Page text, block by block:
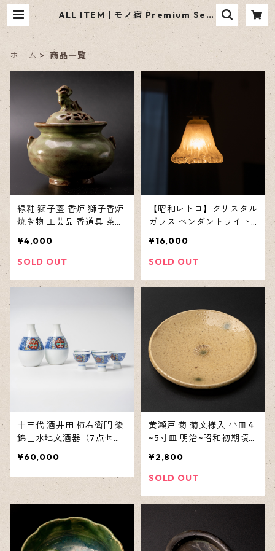
ALL ITEM | モノ宿 Premium Sele
ction
ホーム 商品一覧
緑釉 獅子蓋 香炉 獅子香炉
焼き物 工芸品 香道具 茶道
¥4,000
SOLD OUT
【昭和レトロ】クリスタル
ガラス ペンダントライト
照明 気泡入り ヴィンテー
ジ 一点もの
¥16,000
SOLD OUT
十三代 酒井田 柿右衛門 染
錦山水地文酒器（7点セッ
¥60,000
黄瀬戸 菊 菊文様入 小皿 4
~5寸皿 明治~昭和初期頃
¥2,800
SOLD OUT